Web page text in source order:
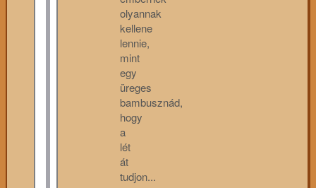
olyannak
kellene
lennie,
mint
egy
üreges
bambusznád,
hogy
a
lét
át
tudjon...